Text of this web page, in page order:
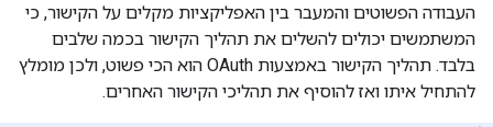
העבודה הפשוטים והמעבר בין האפליקציות מקלים על הקישור, כי
המשתמשים יכולים להשלים את תהליך הקישור בכמה שלבים
בלבד. תהליך הקישור באמצעות OAuth הוא הכי פשוט, ולכן מומלץ
להתחיל איתו ואז להוסיף את תהליכי הקישור האחרים.